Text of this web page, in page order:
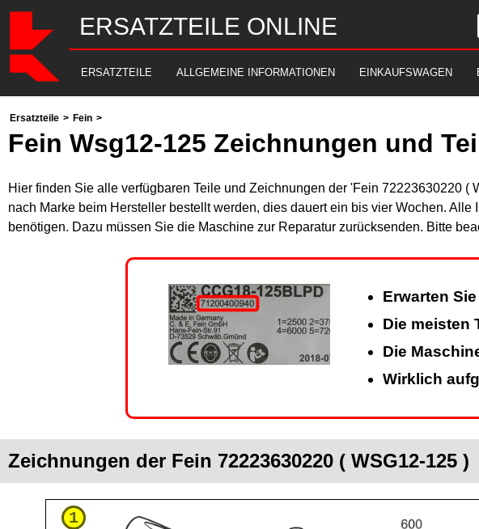
ERSATZTEILE ONLINE
ERSATZTEILE ALLGEMEINE INFORMATIONEN EINKAUFSWAGEN
Ersatzteile > Fein >
Fein Wsg12-125 Zeichnungen und
Hier finden Sie alle verfügbaren Teile und Zeichnungen der 'Fein 72223630220
nach Marke beim Hersteller bestellt werden, dies dauert ein bis vier Wochen.
benötigen. Dazu müssen Sie die Maschine zur Reparatur zurücksenden. Bitte
Erwarten
Die meisten
Die
Wirklich
Zeichnungen der Fein 72223630220 ( WSG12-125 )
1